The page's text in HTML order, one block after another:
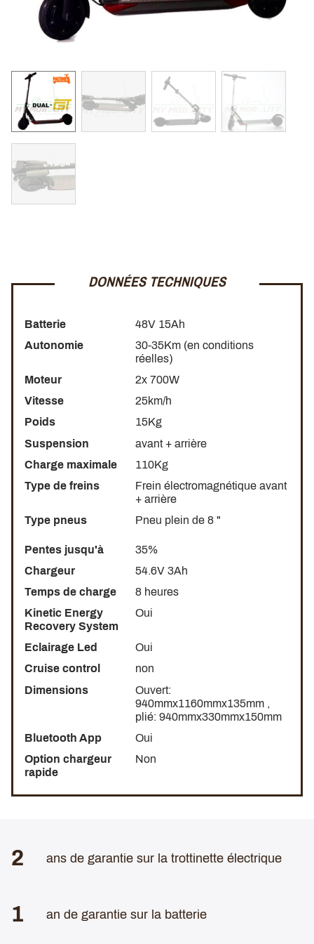
DONNÉES TECHNIQUES
Batterie
48V 15Ah
Autonomie
30-35Km (en conditions
réelles)
Moteur
2x 700W
Vitesse
25km/h
Poids
15Kg
Suspension
avant + arrière
Charge maximale
110Kg
Type de freins
Frein électromagnétique avant
+ arrière
Type pneus
Pneu plein de 8 "
Pentes jusqu'à
35%
Chargeur
54.6V 3Ah
Temps de charge
8 heures
Kinetic Energy
Recovery System
Oui
Eclairage Led
Oui
Cruise control
non
Dimensions
Ouvert:
940mmx1160mmx135mm ,
plié: 940mmx330mmx150mm
Bluetooth App
Oui
Option chargeur
rapide
Non
2 ans de garantie sur la trottinette électrique
1 an de garantie sur la batterie